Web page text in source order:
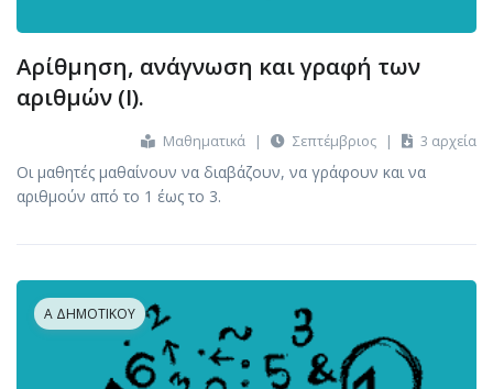
Αρίθμηση, ανάγνωση και γραφή των
αριθμών (Ι).
Μαθηματικά | Σεπτέμβριος | 3 αρχεία
Οι μαθητές μαθαίνουν να διαβάζουν, να γράφουν και να
αριθμούν από το 1 έως το 3.
Α ΔΗΜΟΤΙΚΟΎ